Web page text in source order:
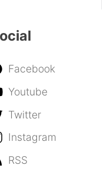
Facebook
Youtube
Twitter
Instagram
RSS